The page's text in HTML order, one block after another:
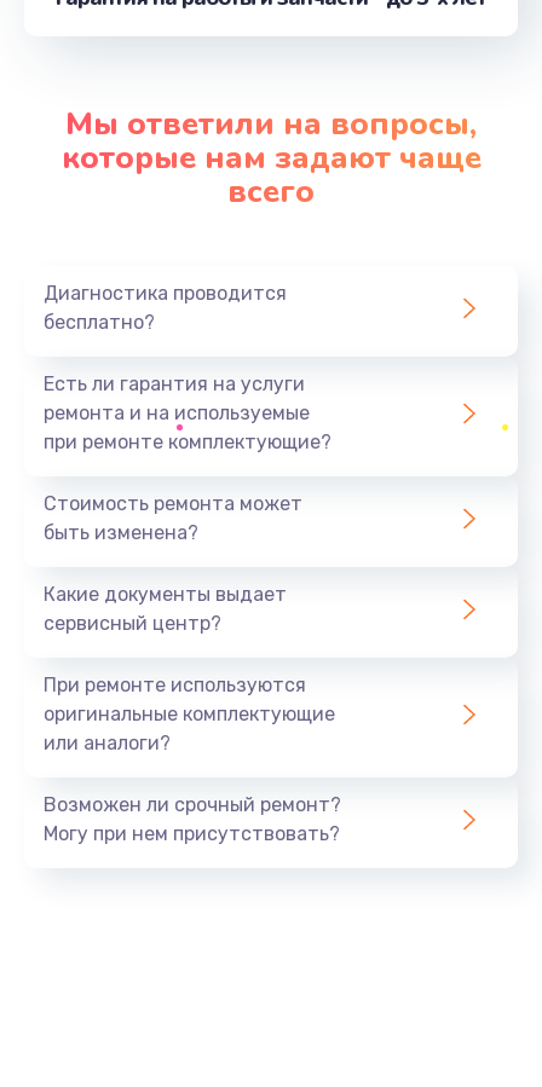
от 1060 руб.
Замена видеокарты
от 2045 руб.
Заказать
от 620 руб.
от 890 руб.
Замена разъёмов (HDMI, DVI, Дисплей порта)
Заказать
Замена шлейфа матрицы
от 1095 руб.
Мы ответили на вопросы,
которые нам задают чаще
всего
Диагностика проводится
бесплатно?
Есть ли гарантия на услуги
ремонта и на используемые
при ремонте комплектующие?
Стоимость ремонта может
быть изменена?
Какие документы выдает
сервисный центр?
При ремонте используются
оригинальные комплектующие
или аналоги?
Возможен ли срочный ремонт?
Могу при нем присутствовать?